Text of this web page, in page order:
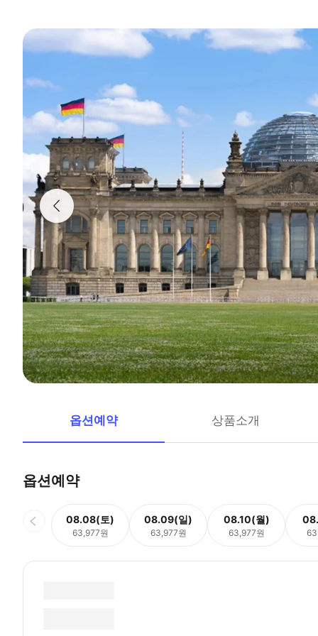
옵션예약 상품소개
옵션예약
08.08(토)
63,977원
08.09(일)
63,977원
08.10(월)
63,977원